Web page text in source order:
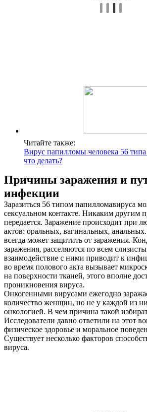
Читайте также:
Вирус папилломы человека 56
что делать?
Причины заражения и
инфекции
Заразиться 56 типом папилломавируса
сексуальном контакте. Никаким другим
передается. Заражение происходит при
актов: оральных, вагинальных,
всегда может защитить от заражения.
заражения, расселяются по всем
взаимодействие с ними приводит к
во время полового акта вызывает
на поверхности тканей, этого вполне
проникновения вируса.
Онкогенными вирусами ежегодно
количество женщин, но не у каждой из
онкологией. В чем причина такой
Исследователи давно ответили на этот
физическое здоровье и моральное
Существует несколько факторов
вируса.